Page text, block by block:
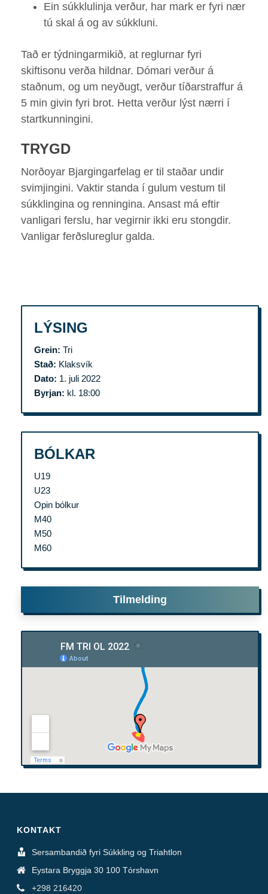
Ein súkklulinja verður, har mark er fyri nær
tú skal á og av súkkluni.
Tað er týdningarmikið, at reglurnar fyri
skiftisonu verða hildnar. Dómari verður á
staðnum, og um neyðugt, verður tíðarstraffur á
5 min givin fyri brot. Hetta verður lýst nærri í
startkunningini.
TRYGD
Norðoyar Bjargingarfelag er til staðar undir
svimjingini. Vaktir standa í gulum vestum til
súkklingina og renningina. Ansast má eftir
vanligari ferslu, har vegirnir ikki eru stongdir.
Vanligar ferðslureglur galda.
LÝSING
Grein: Tri
Stað: Klaksvík
Dato: 1. juli 2022
Byrjan: kl. 18:00
BÓLKAR
U19
U23
Opin bólkur
M40
M50
M60
Tilmelding
KONTAKT
Sersambandið fyri Súkkling og Triahtlon
Eystara Bryggja 30 100 Tórshavn
+298 216420